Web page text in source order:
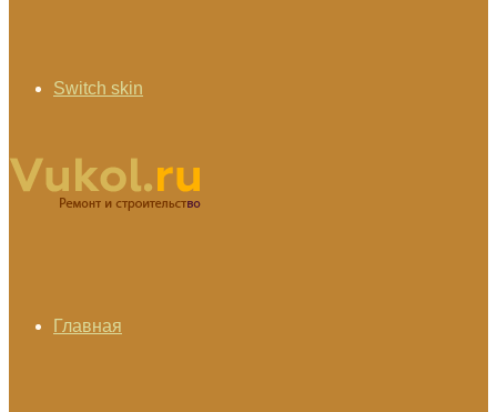
Switch skin
Главная